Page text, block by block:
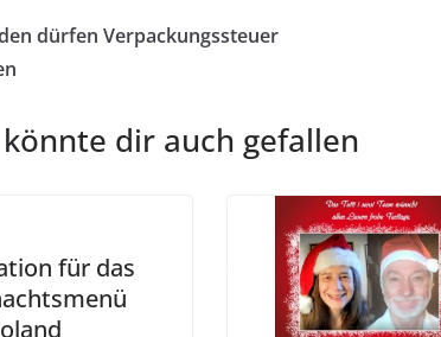
dürfen Verpackungssteuer
könnte dir auch gefallen
für das